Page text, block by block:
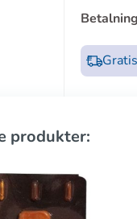
produkter: